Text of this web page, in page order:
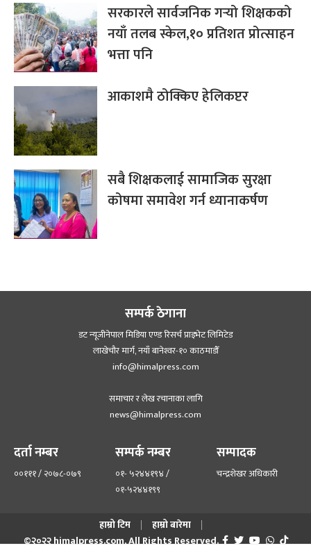
सरकारले सार्वजनिक गर्‍यो शिक्षकको
नयाँ तलब स्केल,१० प्रतिशत प्रोत्साहन
भत्ता पनि
आकाशमै ठोक्किए हेलिकप्टर
सबै शिक्षकलाई सामाजिक सुरक्षा
कोषमा समावेश गर्न ध्यानाकर्षण
सम्पर्क ठेगाना
डट न्यूजीनेपाल मिडिया एण्ड रिसर्च प्राइभेट लिमिटेड
लाखेचौर मार्ग, नयाँ बानेश्‍वर-१० काठमाडौँ
info@himalpress.com
समाचार र लेख रचानाका लागि
news@himalpress.com
दर्ता नम्बर
००१११ / २०७८-०७९
सम्पर्क नम्बर
०१- ५२४४१९४ /
०१-५२४४१९९
सम्पादक
चन्द्रशेखर अधिकारी
हाम्रो टिम
हाम्रो बारेमा
©२०२२ himalpress.com, All Rights Reserved.